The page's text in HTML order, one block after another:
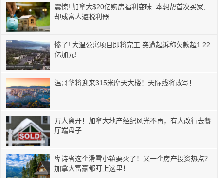
震惊! 加拿大$20亿购房福利变味: 本想帮首次买家,
却成富人避税利器
惨了! 大温公寓项目即将完工 突遭起诉称欠款超1.22
亿加元!
温哥华将迎来315米摩天大楼！天际线将改写！
万人离开！加拿大地产经纪风光不再，有人改行去餐
厅端盘子
卑诗省这个滑雪小镇要火了！又一个房产投资热点？
加拿大富豪都盯上这里！